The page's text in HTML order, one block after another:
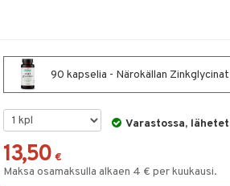
90 kapselia - Närokällan Zinkglycinat
Varastossa,
13,50 €
Maksa osamaksulla alkaen 4 € per kuukausi.